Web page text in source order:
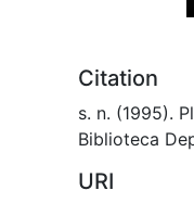
Citation
s. n. (1995).
Biblioteca
URI